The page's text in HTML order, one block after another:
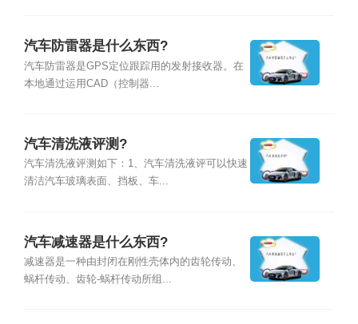
汽车防雷器是什么东西?
汽车防雷器是GPS定位跟踪用的发射接收器。在
本地通过运用CAD（控制器...
汽车清洗液评测?
汽车清洗液评测如下：1、汽车清洗液评可以快速
清洁汽车玻璃表面、挡板、车...
汽车减速器是什么东西?
减速器是一种由封闭在刚性壳体内的齿轮传动、
蜗杆传动、齿轮-蜗杆传动所组...